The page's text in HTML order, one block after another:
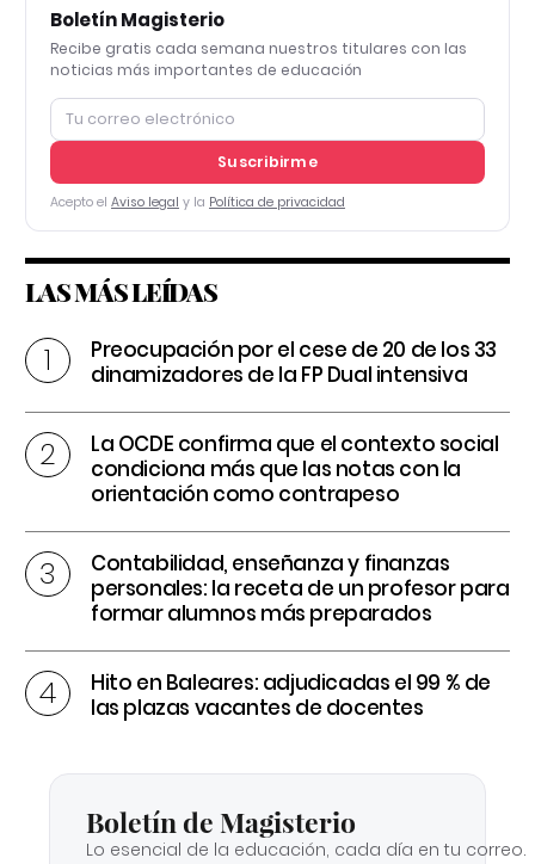
Boletín Magisterio
Recibe gratis cada semana nuestros titulares con las
noticias más importantes de educación
Suscribirme
Acepto el Aviso legal y la Política de privacidad
LAS MÁS LEÍDAS
Preocupación por el cese de 20 de los 33
dinamizadores de la FP Dual intensiva
La OCDE confirma que el contexto social
condiciona más que las notas con la
orientación como contrapeso
Contabilidad, enseñanza y finanzas
personales: la receta de un profesor para
formar alumnos más preparados
Hito en Baleares: adjudicadas el 99 % de
las plazas vacantes de docentes
Boletín de Magisterio
Lo esencial de la educación, cada día en tu correo.